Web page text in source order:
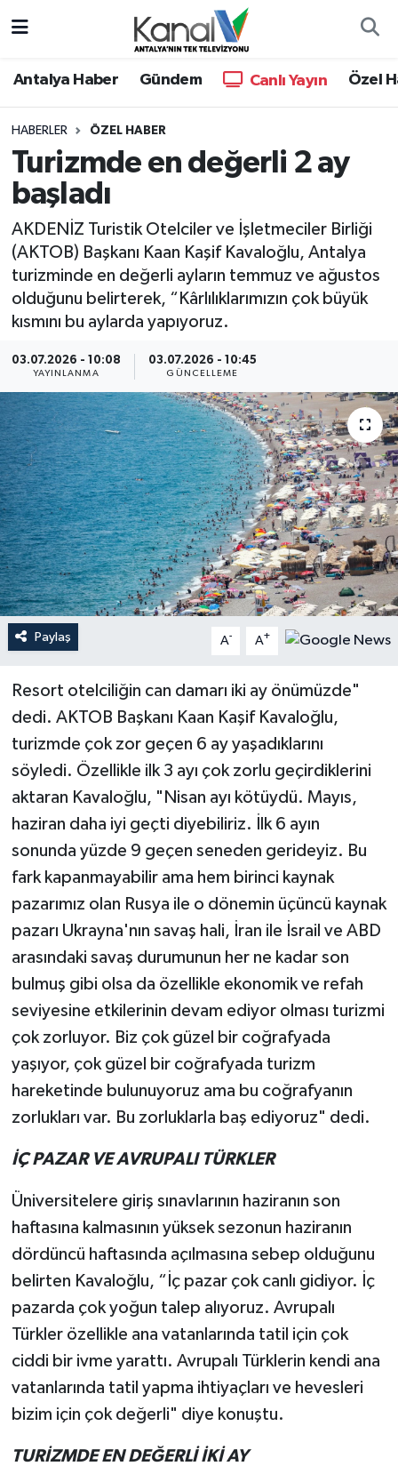
Antalya Haber Gündem Canlı Yayın Özel
HABERLER ÖZEL HABER
Turizmde en değerli 2 ay
başladı
AKDENİZ Turistik Otelciler ve İşletmeciler Birliği
(AKTOB) Başkanı Kaan Kaşif Kavaloğlu, Antalya
turizminde en değerli ayların temmuz ve ağustos
olduğunu belirterek, “Kârlılıklarımızın çok büyük
kısmını bu aylarda yapıyoruz.
03.07.2026 - 10:08
YAYINLANMA
03.07.2026 - 10:45
GÜNCELLEME
Paylaş A- A+
Resort otelciliğin can damarı iki ay önümüzde"
dedi. AKTOB Başkanı Kaan Kaşif Kavaloğlu,
turizmde çok zor geçen 6 ay yaşadıklarını
söyledi. Özellikle ilk 3 ayı çok zorlu geçirdiklerini
aktaran Kavaloğlu, "Nisan ayı kötüydü. Mayıs,
haziran daha iyi geçti diyebiliriz. İlk 6 ayın
sonunda yüzde 9 geçen seneden gerideyiz. Bu
fark kapanmayabilir ama hem birinci kaynak
pazarımız olan Rusya ile o dönemin üçüncü kaynak
pazarı Ukrayna'nın savaş hali, İran ile İsrail ve ABD
arasındaki savaş durumunun her ne kadar son
bulmuş gibi olsa da özellikle ekonomik ve refah
seviyesine etkilerinin devam ediyor olması turizmi
çok zorluyor. Biz çok güzel bir coğrafyada
yaşıyor, çok güzel bir coğrafyada turizm
hareketinde bulunuyoruz ama bu coğrafyanın
zorlukları var. Bu zorluklarla baş ediyoruz" dedi.
İÇ PAZAR VE AVRUPALI TÜRKLER
Üniversitelere giriş sınavlarının haziranın son
haftasına kalmasının yüksek sezonun haziranın
dördüncü haftasında açılmasına sebep olduğunu
belirten Kavaloğlu, “İç pazar çok canlı gidiyor. İç
pazarda çok yoğun talep alıyoruz. Avrupalı
Türkler özellikle ana vatanlarında tatil için çok
ciddi bir ivme yarattı. Avrupalı Türklerin kendi ana
vatanlarında tatil yapma ihtiyaçları ve hevesleri
bizim için çok değerli" diye konuştu.
TURİZMDE EN DEĞERLİ İKİ AY
Antalya Haber
Dünya
Eğitim
Ekonomi
Gündem
Haber Kuşakları
Haberler
KANALV Spor
Kültür Sanat
Magazin
Öğle Bülteni
Sosyal medya
Spor
Teknoloji
Televizyon
Turizm
Yaşam
Hava Durumu
Trafik Durumu
Süper Lig Puan Durumu ve Fikstür
Tüm Manşetler
Son Dakika Haberleri